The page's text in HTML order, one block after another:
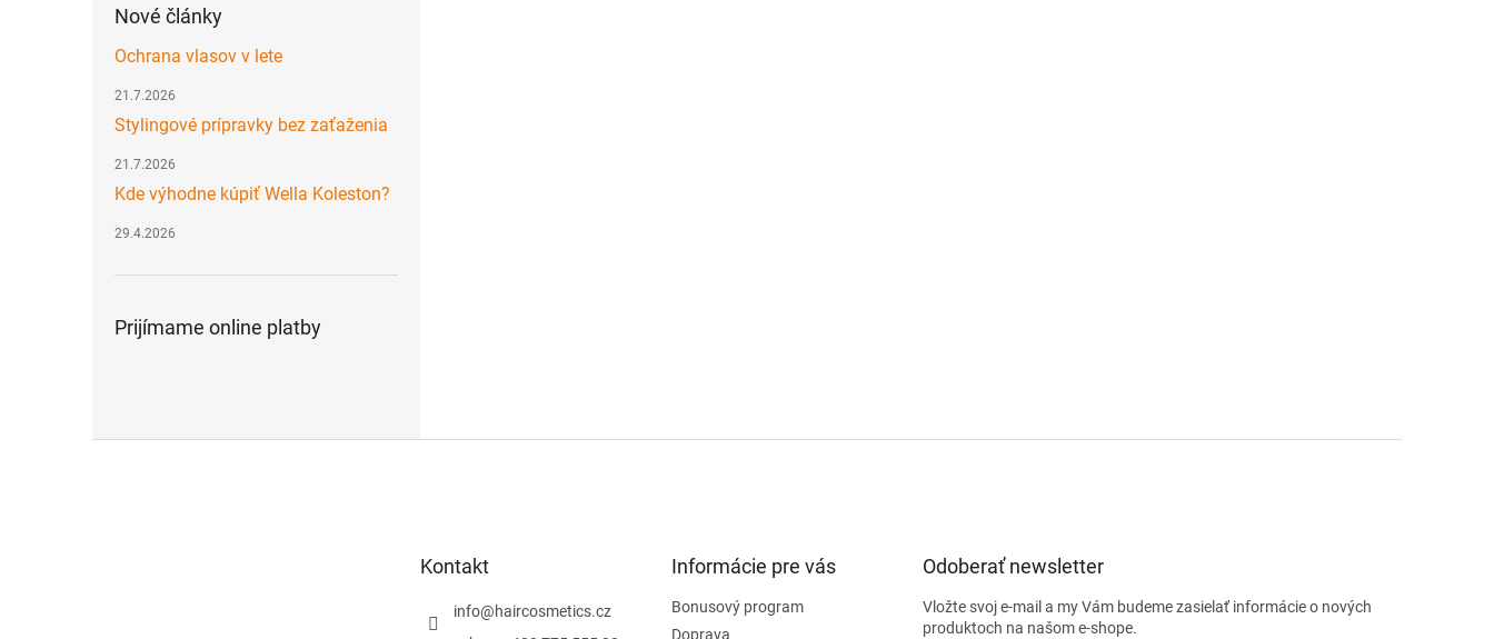
Nové články
Ochrana vlasov v lete
21.7.2026
Stylingové prípravky bez zaťaženia
21.7.2026
Kde výhodne kúpiť Wella Koleston?
29.4.2026
Prijímame online platby
Kontakt
info@haircosmetics.cz
Informácie pre vás
Bonusový program
Doprava
Odoberať newsletter
Vložte svoj e-mail a my Vám budeme zasielať informácie o nových
produktoch na našom e-shope.